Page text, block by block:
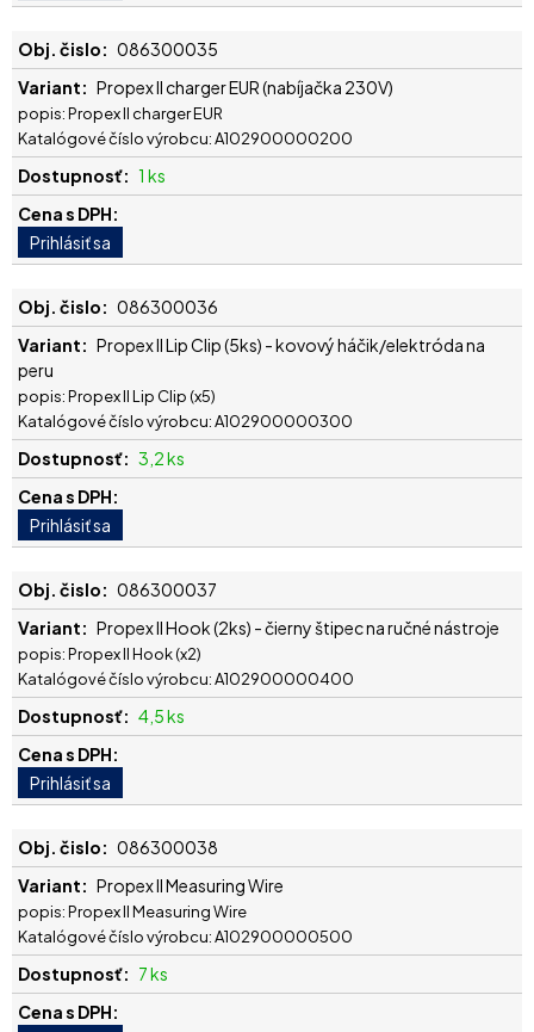
086300035
Propex II charger EUR (nabíjačka 230V)
popis: Propex II charger EUR
Katalógové číslo výrobcu: A102900000200
1 ks
086300036
Propex II Lip Clip (5ks) - kovový háčik/elektróda na
peru
popis: Propex II Lip Clip (x5)
Katalógové číslo výrobcu: A102900000300
3,2 ks
086300037
Propex II Hook (2ks) - čierny štipec na ručné nástroje
popis: Propex II Hook (x2)
Katalógové číslo výrobcu: A102900000400
4,5 ks
086300038
Propex II Measuring Wire
popis: Propex II Measuring Wire
Katalógové číslo výrobcu: A102900000500
7 ks